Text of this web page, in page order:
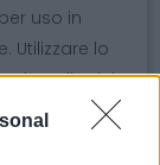
uso in
Utilizzare lo
la pelle del
rischio di